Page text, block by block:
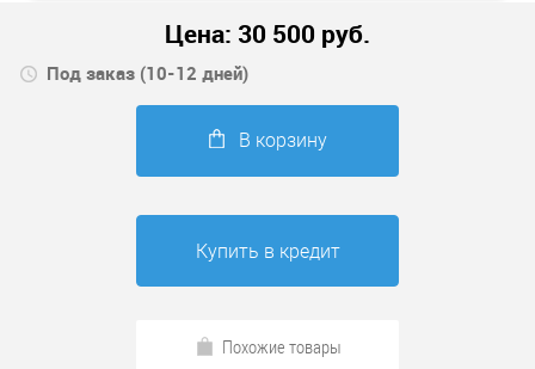
Цена: 30 500 руб.
Под заказ (10-12 дней)
В корзину
Купить в кредит
Похожие товары